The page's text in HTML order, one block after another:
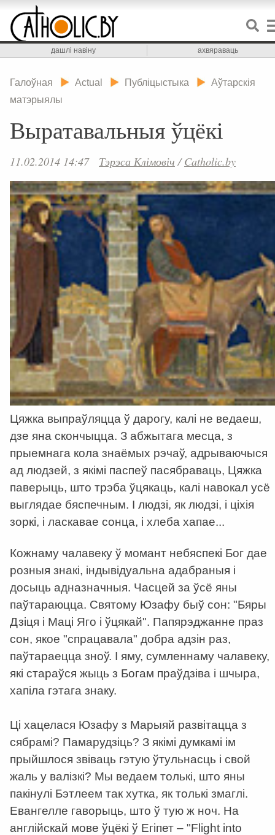
дашлі навіну ахвяраваць
Галоўная Actual Публіцыстыка
Аўтарскія
матэрыялы
Выратавальныя ўцёкі
11.02.2014 14:47 Тэрэса Клімовіч /Catholic.by
Цяжка выпраўляцца ў дарогу, калі не ведаеш,
дзе яна скончыцца. З абжытага месца, з
прыемнага кола знаёмых рэчаў, адрываючыся
ад людзей, з якімі паспеў пасябраваць, Цяжка
паверыць, што трэба ўцякаць, калі навокал усё
выглядае бяспечным. І людзі, як людзі, і ціхія
зоркі, і ласкавае сонца, і хлеба хапае...
Кожнаму чалавеку ў момант небяспекі Бог дае
розныя знакі, індывідуальна адабраныя і
досыць адназначныя. Часцей за ўсё яны
паўтараюцца. Святому Юзафу быў сон: "Бяры
Дзіця і Маці Яго і ўцякай". Папярэджанне праз
сон, якое "спрацавала" добра адзін раз,
паўтараецца зноў. І яму, сумленнаму чалавеку,
які стараўся жыць з Богам праўдзіва і шчыра,
хапіла гэтага знаку.
Ці хацелася Юзафу з Марыяй развітацца з
сябрамі? Памарудзіць? З якімі думкамі ім
прыйшлося звіваць гэтую ўтульнасць і свой
жаль у валізкі? Мы ведаем толькі, што яны
пакінулі Бэтлеем так хутка, як толькі змаглі.
Евангелле гаворыць, што ў тую ж ноч. На
англійскай мове ўцёкі ў Егіпет – "Flight into